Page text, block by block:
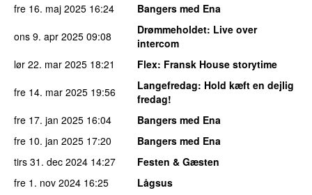
fre 16. maj 2025 16:24
Bangers med Ena
ons 9. apr 2025 09:08 Drømmeholdet: Live over
intercom
lør 22. mar 2025 18:21 Flex: Fransk House storytime
fre 14. mar 2025 19:56 Langefredag: Hold kæft en dejlig
fredag!
fre 17. jan 2025 16:04
Bangers med Ena
fre 10. jan 2025 17:20
Bangers med Ena
tirs 31. dec 2024 14:27
Festen & Gæsten
fre 1. nov 2024 16:25
Lågsus